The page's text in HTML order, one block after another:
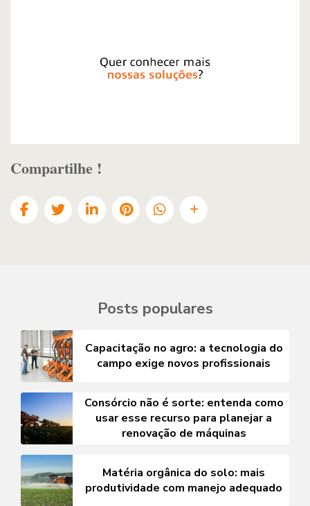
Compartilhe !
Posts populares
Capacitação no agro: a tecnologia do
campo exige novos profissionais
Consórcio não é sorte: entenda como
usar esse recurso para planejar a
renovação de máquinas
Matéria orgânica do solo: mais
produtividade com manejo adequado